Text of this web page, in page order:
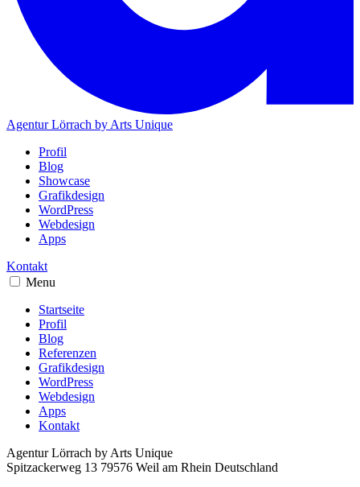
Agentur Lörrach by Arts Unique
Profil
Blog
Showcase
Grafikdesign
WordPress
Webdesign
Apps
Kontakt
Menu
Startseite
Profil
Blog
Referenzen
Grafikdesign
WordPress
Webdesign
Apps
Kontakt
Agentur Lörrach by Arts Unique
Spitzackerweg 13 79576 Weil am Rhein Deutschland